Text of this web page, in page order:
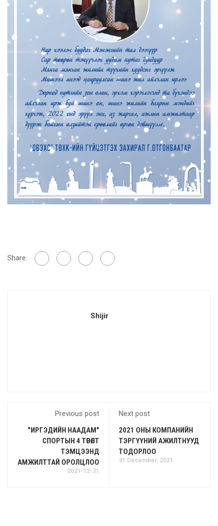
Share:
Shijir
Previous post
"ИРГЭДИЙН НААДАМ"
СПОРТЫН 4 ТӨРӨЛТ
ТЭМЦЭЭНД
АМЖИЛТТАЙ ОРОЛЦЛОО
2021-12-31
Next post
2021 ОНЫ КОМПАНИЙН
ТЭРГҮҮНИЙ АЖИЛТНУУД
ТОДОРЛОО
31 December, 2021